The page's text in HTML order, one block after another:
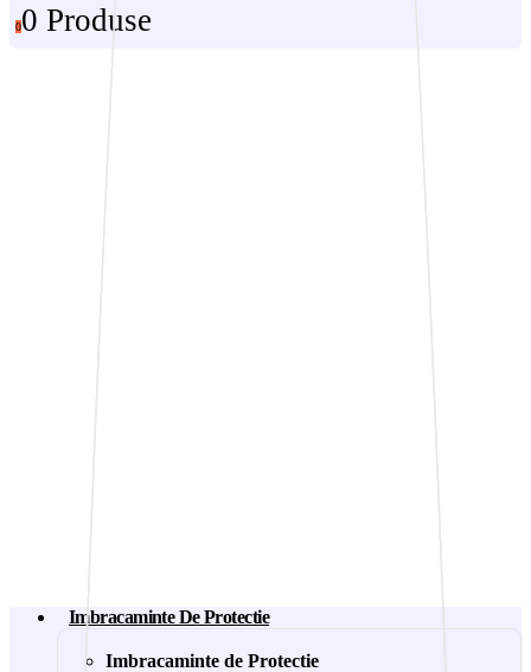
00 Produse
Imbracaminte De Protectie
Imbracaminte de Protectie